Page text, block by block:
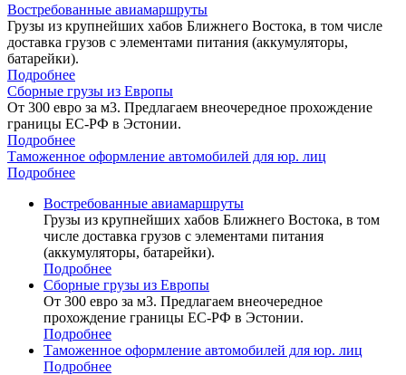
Востребованные авиамаршруты
Грузы из крупнейших хабов Ближнего Востока, в том числе
доставка грузов с элементами питания (аккумуляторы,
батарейки).
Подробнее
Сборные грузы из Европы
От 300 евро за м3. Предлагаем внеочередное прохождение
границы ЕС-РФ в Эстонии.
Подробнее
Таможенное оформление автомобилей для юр. лиц
Подробнее
Востребованные авиамаршруты
Грузы из крупнейших хабов Ближнего Востока, в том
числе доставка грузов с элементами питания
(аккумуляторы, батарейки).
Подробнее
Сборные грузы из Европы
От 300 евро за м3. Предлагаем внеочередное
прохождение границы ЕС-РФ в Эстонии.
Подробнее
Таможенное оформление автомобилей для юр. лиц
Подробнее